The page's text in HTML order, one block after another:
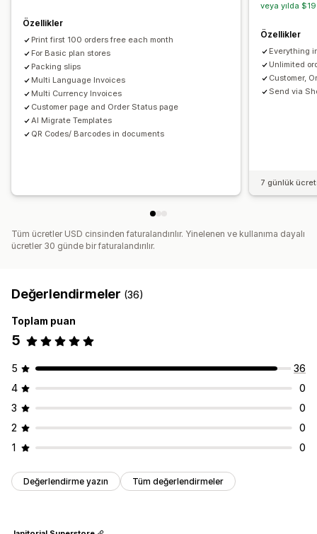
Dosya yönetimi
Toplu indirme
E-posta otomasyonu
PDF oluşturma
Yazdırıp dışa aktarma
Ardışık numaralandırma
Özellikler
Print first 100 orders free each month
For Basic plan stores
Packing slips
Multi Language Invoices
Multi Currency Invoices
Customer page and Order Status page
AI Migrate Templates
QR Codes/ Barcodes in documents
veya yılda
Özellikler
Everything
Unlimited
Customer,
Send via
7 günlük
Tüm ücretler USD cinsinden faturalandırılır. Yinelenen ve kullanıma dayalı
ücretler 30 günde bir faturalandırılır.
Değerlendirmeler (36)
Toplam puan
5
5
36
4
0
3
0
2
0
1
0
Değerlendirme yazın Tüm değerlendirmeler